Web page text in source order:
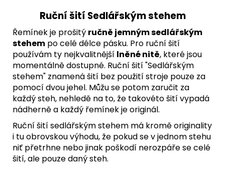
Ruční šití Sedlářským stehem
Řemínek je prošitý ručně jemným sedlářským
stehem po celé délce pásku. Pro ruční šití
používám ty nejkvalitnější lněné nitě, které jsou
momentálně dostupné. Ruční šití "Sedlářským
stehem" znamená šití bez použití stroje pouze za
pomocí dvou jehel. Můžu se potom zaručit za
každý steh, nehledě na to, že takovéto šití vypadá
nádherně a každý řemínek je originál.
Ruční šití sedlářským stehem má kromě originality
i tu obrovskou výhodu, že pokud se v jednom stehu
niť přetrhne nebo jinak poškodí nerozpáře se celé
šití, ale pouze daný steh.